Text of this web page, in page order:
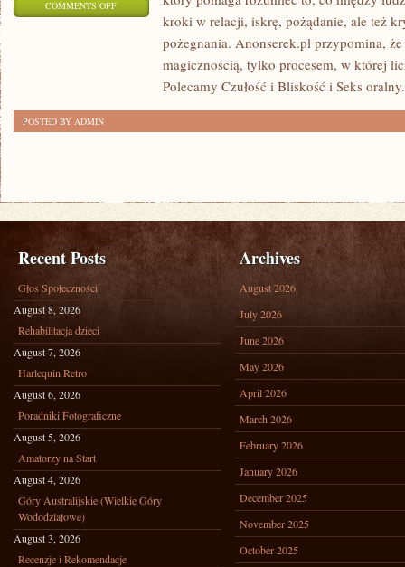
COMMENTS OFFON
INTYMNOŚCI
kroki w relacji, iskrę, pożądanie, ale też
pożegnania. Anonserek.pl przypomina, że
magicznością, tylko procesem, w której
Polecamy Czułość i Bliskość i Seks
POSTED BY ADMIN
Recent Posts
Głos Społeczności
August 8, 2026
Rehabilitacja dzieci
August 7, 2026
Harlequin Retro
August 6, 2026
Poradniki Fotograficzne
August 5, 2026
Amatorzy na Start
August 4, 2026
Góry Australijskie (Wielkie Góry
Wododziałowe)
August 3, 2026
Recenzje i Rekomendacje
Archives
August 2026
July 2026
June 2026
May 2026
April 2026
March 2026
February 2026
January 2026
December 2025
November 2025
October 2025